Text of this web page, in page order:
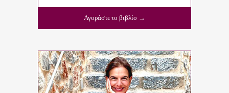
Αγοράστε το βιβλίο →